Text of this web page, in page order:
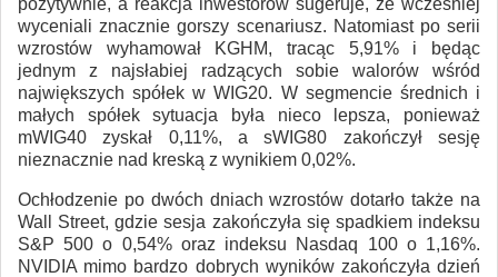
wyceniali znacznie gorszy scenariusz. Natomiast po serii
wzrostów wyhamował KGHM, tracąc 5,91% i będąc
jednym z najsłabiej radzących sobie walorów wśród
największych spółek w WIG20. W segmencie średnich i
małych spółek sytuacja była nieco lepsza, ponieważ
mWIG40 zyskał 0,11%, a sWIG80 zakończył sesję
nieznacznie nad kreską z wynikiem 0,02%.
Ochłodzenie po dwóch dniach wzrostów dotarło także na
Wall Street, gdzie sesja zakończyła się spadkiem indeksu
S&P 500 o 0,54% oraz indeksu Nasdaq 100 o 1,16%.
NVIDIA mimo bardzo dobrych wyników zakończyła dzień